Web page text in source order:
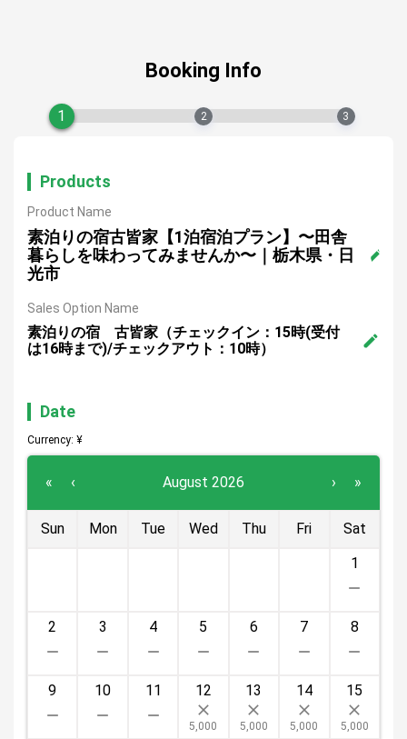
Booking Info
1 2 3
Products
Product Name
素泊りの宿古皆家【1泊宿泊プラン】〜田舎
暮らしを味わってみませんか〜｜栃木県・日
光市
Sales Option Name
素泊りの宿 古皆家（チェックイン：15時(受付
は16時まで)/チェックアウト：10時）
Date
Currency: ¥
« ‹ August 2026 › »
Sun Mon Tue Wed Thu Fri
Sat
1
2 3 4 5 6 7 8
9 10 11 12
5,000
13
5,000
14
5,000
15
5,000